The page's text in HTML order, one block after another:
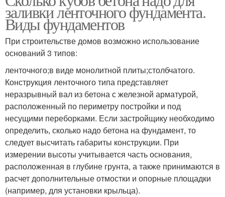
заливки ленточного фундамента.
Виды фундаментов
При строительстве домов возможно использование
оснований 3 типов:
ленточного;в виде монолитной плиты;столбчатого.
Конструкция ленточного типа представляет
неразрывный вал из бетона с железной арматурой,
расположенный по периметру постройки и под
несущими переборками. Если застройщику необходимо
определить, сколько надо бетона на фундамент, то
следует высчитать габариты конструкции. При
измерении высоты учитывается часть основания,
расположенная в глубине грунта, а также принимаются в
расчет дополнительные отмостки и опорные площадки
(например, для установки крыльца).